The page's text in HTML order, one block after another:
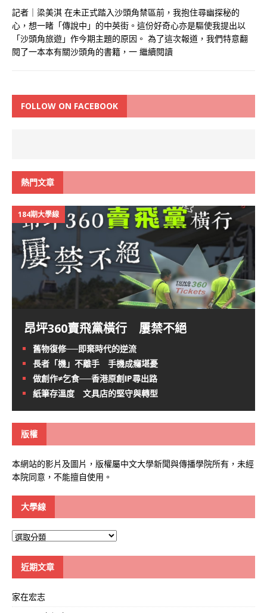
記者｜梁美淇 在未正式踏入沙頭角禁區前，我抱住尋幽探秘的
心，想一睹「傳說中」的中英街。這份好奇心亦是驅使我提出以
「沙頭角旅遊」作今期主題的原因。 為了這次報道，我們特意翻
閱了一本本有關沙頭角的書籍，一 繼續閱讀
FOLLOW ON FACEBOOK
熱門文章
184期大學線
昂坪360賣飛黨橫行 屢禁不絕
舊物復修──即棄時代的逆流
長者「機」不離手 手機成癮堪憂
做創作≠乞食──香港原創IP尋出路
紙筆存溫度 文具店的堅守與轉型
版權
本網站的影片及圖片，版權屬中文大學新聞與傳播學院所有，未經
本院同意，不能擅自使用。
大學線
大
近期文章
家在宏志